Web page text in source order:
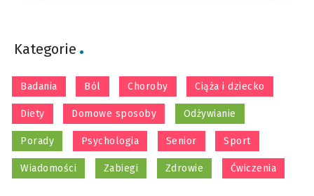
Kategorie
Badania Ból Choroby Ciąża i dziecko
Diety Domowe sposoby Odżywianie
Porady Psychologia Senior Sport
Wiadomości Zabiegi Zdrowie Ćwiczenia